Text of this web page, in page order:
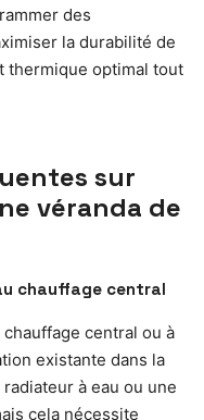
des
la durabilité de
thermique optimal tout
sur
véranda de
chauffage central
chauffage central ou à
existante dans la
à eau ou une
cela nécessite